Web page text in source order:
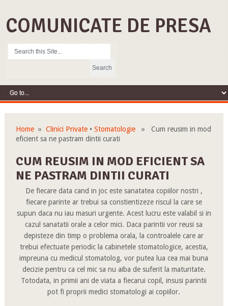
COMUNICATE DE PRESA
Home» Clinici Private• Stomatologie» Cum reusim in mod
eficient sa ne pastram dintii curati
CUM REUSIM IN MOD EFICIENT SA
NE PASTRAM DINTII CURATI
De fiecare data cand in joc este sanatatea copiilor nostri ,
fiecare parinte ar trebui sa constientizeze riscul la care se
supun daca nu iau masuri urgente. Acest lucru este valabil si in
cazul sanatatii orale a celor mici. Daca parintii vor reusi sa
depisteze din timp o problema orala, la controalele care ar
trebui efectuate periodic la cabinetele stomatologice, acestia,
impreuna cu medicul stomatolog, vor putea lua cea mai buna
decizie pentru ca cel mic sa nu aiba de suferit la maturitate.
Totodata, in primii ani de viata a fiecarui copil, insusi parintii
pot fi proprii medici stomatologi ai copiilor.